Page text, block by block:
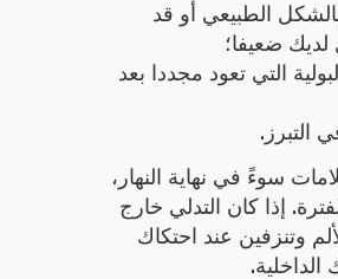
الطبيعي أو قد
ضعيفا؛
التي تعود مجددا بعد
التبرز.
سوءً في نهاية النهار،
إذا كان التدلي خارج
وتنزفين عند احتكاك
الداخلية.